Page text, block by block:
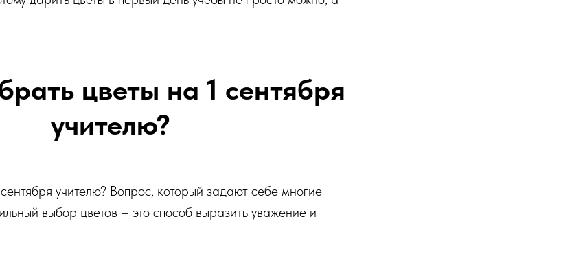
цветы на 1 сентября
учителю?
учителю? Вопрос, который задают себе многие
выбор цветов – это способ выразить уважение и